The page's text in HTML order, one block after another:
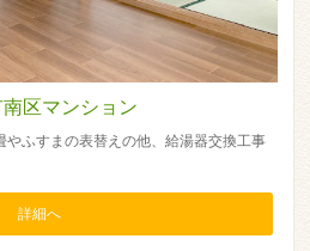
区マンション
やふすまの表替えの他、給湯器交換工事
詳細へ